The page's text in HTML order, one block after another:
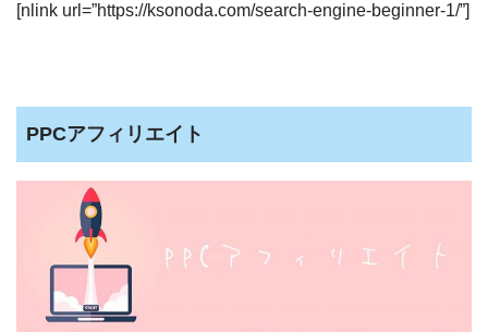
[nlink url=”https://ksonoda.com/search-engine-beginner-1/”]
PPCアフィリエイト